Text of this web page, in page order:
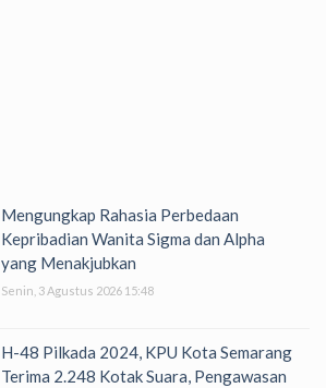
Mengungkap Rahasia Perbedaan
Kepribadian Wanita Sigma dan Alpha
yang Menakjubkan
Senin, 3 Agustus 2026 15:48
H-48 Pilkada 2024, KPU Kota Semarang
Terima 2.248 Kotak Suara, Pengawasan